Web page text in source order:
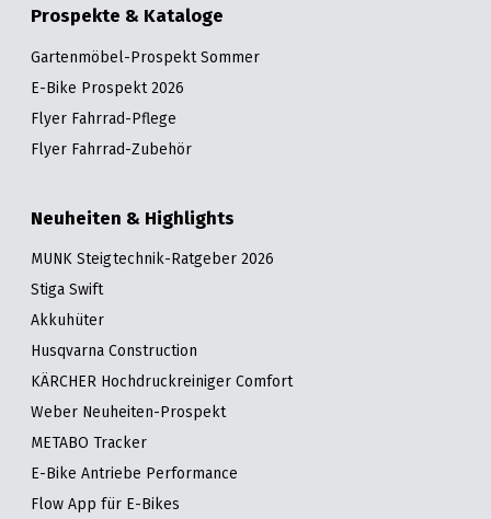
Prospekte & Kataloge
Gartenmöbel-Prospekt Sommer
E-Bike Prospekt 2026
Flyer Fahrrad-Pflege
Flyer Fahrrad-Zubehör
Neuheiten & Highlights
MUNK Steigtechnik-Ratgeber 2026
Stiga Swift
Akkuhüter
Husqvarna Construction
KÄRCHER Hochdruckreiniger Comfort
Weber Neuheiten-Prospekt
METABO Tracker
E-Bike Antriebe Performance
Flow App für E-Bikes